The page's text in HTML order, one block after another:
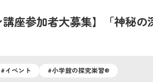
座参加者大募集】「神秘の
#イベント #小学館の探究楽習®